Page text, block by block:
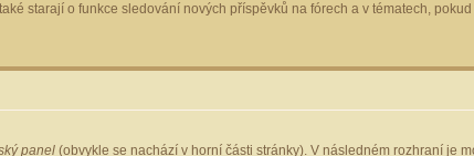
starají o funkce sledování nových příspěvků na fórech a v tématech,
panel (obvykle se nachází v horní části stránky). V následném rozhraní je